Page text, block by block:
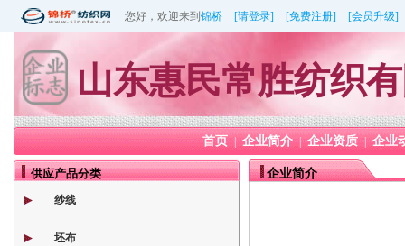
您好，欢迎来到 锦桥 [请登录] [免费注册] [会员升级]
山东惠民常胜纺织
首页 企业简介 | 企业资质 企业
供应产品分类
纱线
坯布
企业简介